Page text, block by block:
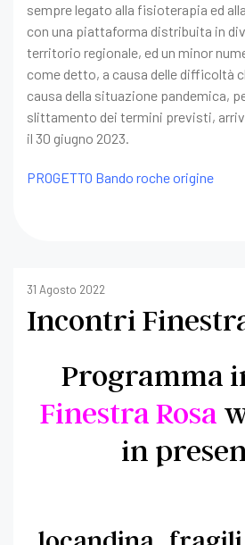
sempre legato alla fisioterapia ed
con una piattaforma distribuita in
territorio regionale, ed un minor
come detto, a causa delle difficoltà
causa della situazione pandemica,
slittamento dei termini previsti,
il 30 giugno 2023.
PROGETTO Bando roche origine
31 Agosto 2022
Incontri
Programma
Finestra Rosa
in